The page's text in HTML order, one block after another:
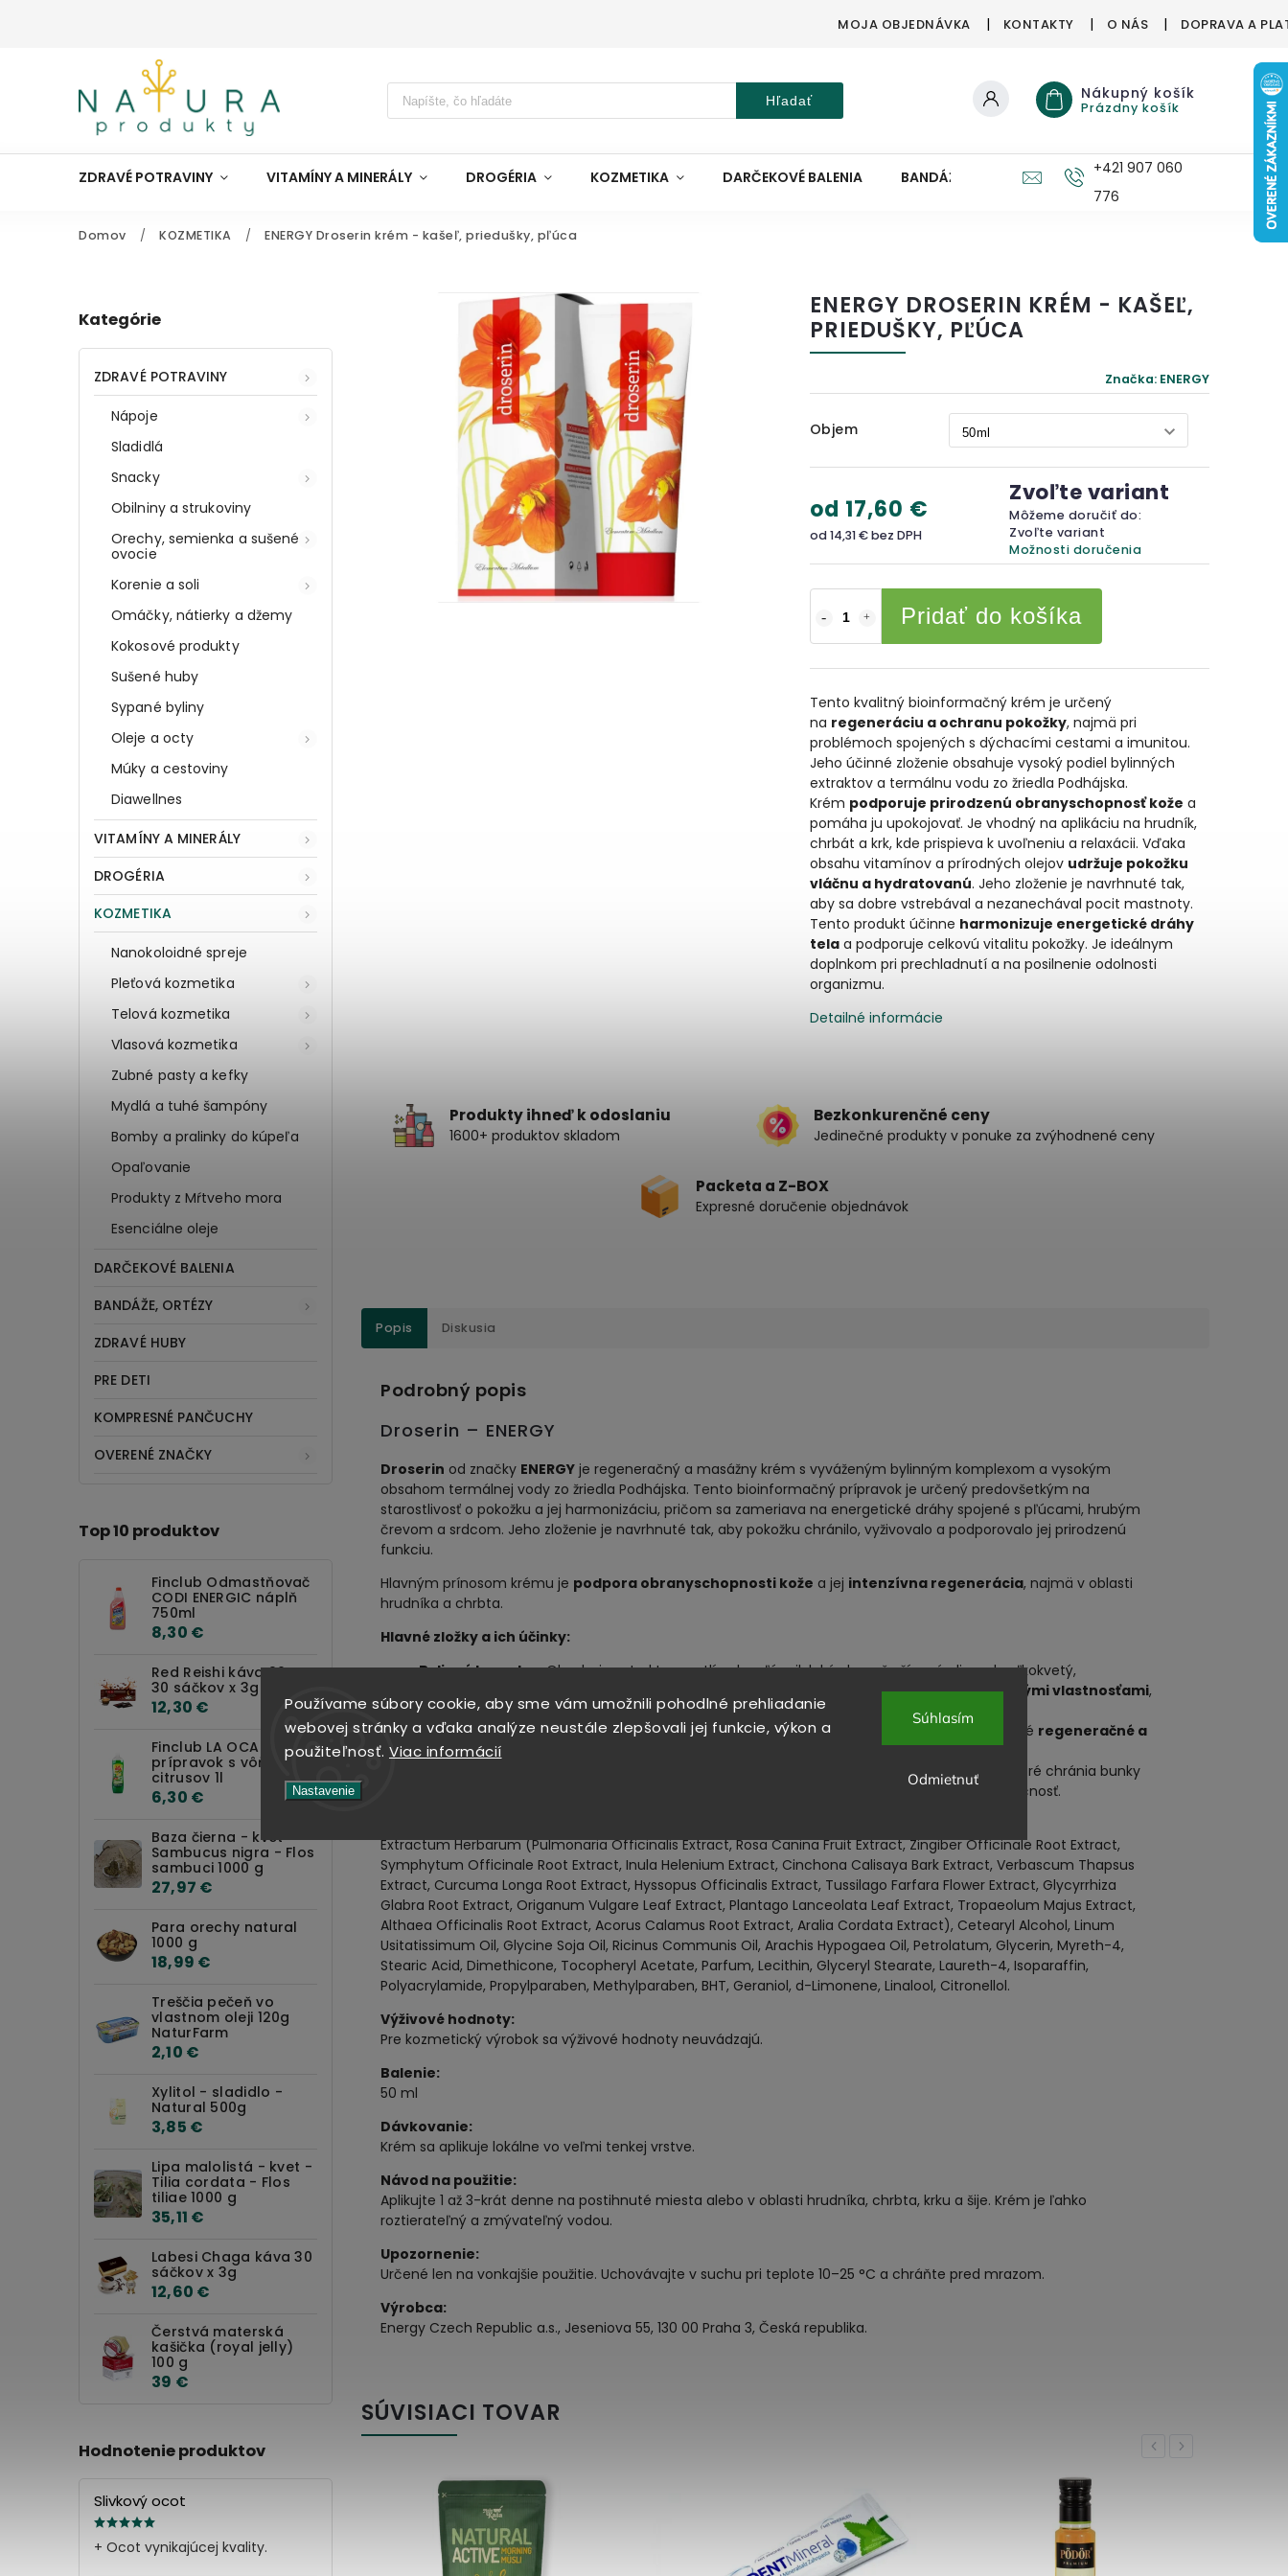
Používame súbory cookie, aby sme vám umožnili pohodlné prehliadanie
webovej stránky a vďaka analýze neustále zlepšovali jej funkcie, výkon a
použiteľnosť. Viac informácií
Nastavenie
Odmietnuť
Súhlasím
MOJA OBJEDNÁVKA KONTAKTY O NÁS DOPRAVA A
Hľadať Nákupný košík
Prázdny košík
ZDRAVÉ POTRAVINY VITAMÍNY A MINERÁLY DROGÉRIA KOZMETIKA DARČEKOVÉ BALENIA BANDÁŽE, ORTÉZY ZDRAVÉ HUBY
+421 907 060
776
Domov / KOZMETIKA / ENERGY Droserin krém - kašeľ, priedušky, pľúca
Kategórie
ZDRAVÉ POTRAVINY
Nápoje
Sladidlá
Snacky
Obilniny a strukoviny
Orechy, semienka a sušené
ovocie
Korenie a soli
Omáčky, nátierky a džemy
Kokosové produkty
Sušené huby
Sypané byliny
Oleje a octy
Múky a cestoviny
Diawellnes
VITAMÍNY A MINERÁLY
DROGÉRIA
KOZMETIKA
Nanokoloidné spreje
Pleťová kozmetika
Telová kozmetika
Vlasová kozmetika
Zubné pasty a kefky
Mydlá a tuhé šampóny
Bomby a pralinky do kúpeľa
Opaľovanie
Produkty z Mŕtveho mora
Esenciálne oleje
DARČEKOVÉ BALENIA
BANDÁŽE, ORTÉZY
ZDRAVÉ HUBY
PRE DETI
KOMPRESNÉ PANČUCHY
OVERENÉ ZNAČKY
Top 10 produktov
Finclub Odmastňovač
CODI ENERGIC náplň
750ml
8,30 €
Red Reishi káva 90g
30 sáčkov x 3g
12,30 €
Finclub LA OCA Leštiaci
prípravok s vôňou
citrusov 1l
6,30 €
Baza čierna - kvet -
Sambucus nigra - Flos
sambuci 1000 g
27,97 €
Para orechy natural
1000 g
18,99 €
Treščia pečeň vo
vlastnom oleji 120g
NaturFarm
2,10 €
Xylitol - sladidlo -
Natural 500g
3,85 €
Lipa malolistá - kvet -
Tilia cordata - Flos
tiliae 1000 g
35,11 €
Labesi Chaga káva 30
sáčkov x 3g
12,60 €
Čerstvá materská
kašička (royal jelly)
100 g
39 €
Hodnotenie produktov
Slivkový ocot
+ Ocot vynikajúcej kvality.
ENERGY DROSERIN KRÉM - KAŠEĽ,
PRIEDUŠKY, PĽÚCA
Značka: ENERGY
Objem
od 17,60 €
od14,31 €bez DPH
Zvoľte variant
Môžeme doručiť do:
Zvoľte variant
Možnosti doručenia
Pridať do košíka
Tento kvalitný bioinformačný krém je určený
na regeneráciu a ochranu pokožky, najmä pri
problémoch spojených s dýchacími cestami a imunitou.
Jeho účinné zloženie obsahuje vysoký podiel bylinných
extraktov a termálnu vodu zo žriedla Podhájska.
Krém podporuje prirodzenú obranyschopnosť kože a
pomáha ju upokojovať. Je vhodný na aplikáciu na hrudník,
chrbát a krk, kde prispieva k uvoľneniu a relaxácii. Vďaka
obsahu vitamínov a prírodných olejov udržuje pokožku
vláčnu a hydratovanú. Jeho zloženie je navrhnuté tak,
aby sa dobre vstrebával a nezanechával pocit mastnoty.
Tento produkt účinne harmonizuje energetické dráhy
telaa podporuje celkovú vitalitu pokožky. Je ideálnym
doplnkom pri prechladnutí a na posilnenie odolnosti
organizmu.
Detailné informácie
Produkty ihneď k odoslaniu
1600+ produktov skladom
Bezkonkurenčné ceny
Jedinečné produkty v ponuke za zvýhodnené ceny
Packeta a Z-BOX
Expresné doručenie objednávok
Popis Diskusia
Podrobný popis
Droserin – ENERGY
Droserin od značky ENERGY je regeneračný a masážny krém s vyváženým bylinným komplexom a vysokým
obsahom termálnej vody zo žriedla Podhájska. Tento bioinformačný prípravok je určený predovšetkým na
starostlivosť o pokožku a jej harmonizáciu, pričom sa zameriava na energetické dráhy spojené s pľúcami, hrubým
črevom a srdcom. Jeho zloženie je navrhnuté tak, aby pokožku chránilo, vyživovalo a podporovalo jej prirodzenú
funkciu.
Hlavným prínosom krému je podpora obranyschopnosti kože a jej intenzívna regenerácia, najmä v oblasti
hrudníka a chrbta.
Hlavné zložky a ich účinky:
Bylinný komplex: Obsahuje extrakty z rastlín ako pľúcnik lekársky, ruža šípová, divozel veľkokvetý,
upokojujúcimi a regeneračnými vlastnosťami,
pomáhajú udržiavať zdravie pokožky a podporujú funkciu dýchacieho systému.
Termálna voda Podhájska: Voda z treťohorného mora, bohatá na minerály a soli. Má silné regeneračné a
protizápalové účinky
, vyživuje pokožku a pomáha pri kožných problémoch.
a esenciálne oleje (napr. eukalyptový, gáfrový), ktoré chránia bunky
pred oxidačným stresom, zlepšujú prekrvenie pokožky a dodávajú jej potrebnú výživu a vláčnosť.
Extractum Herbarum (Pulmonaria Officinalis Extract, Rosa Canina Fruit Extract, Zingiber Officinale Root Extract,
Symphytum Officinale Root Extract, Inula Helenium Extract, Cinchona Calisaya Bark Extract, Verbascum Thapsus
Extract, Curcuma Longa Root Extract, Hyssopus Officinalis Extract, Tussilago Farfara Flower Extract, Glycyrrhiza
Glabra Root Extract, Origanum Vulgare Leaf Extract, Plantago Lanceolata Leaf Extract, Tropaeolum Majus Extract,
Althaea Officinalis Root Extract, Acorus Calamus Root Extract, Aralia Cordata Extract), Cetearyl Alcohol, Linum
Usitatissimum Oil, Glycine Soja Oil, Ricinus Communis Oil, Arachis Hypogaea Oil, Petrolatum, Glycerin, Myreth-4,
Stearic Acid, Dimethicone, Tocopheryl Acetate, Parfum, Lecithin, Glyceryl Stearate, Laureth-4, Isoparaffin,
Polyacrylamide, Propylparaben, Methylparaben, BHT, Geraniol, d-Limonene, Linalool, Citronellol.
Výživové hodnoty:
Pre kozmetický výrobok sa výživové hodnoty neuvádzajú.
Balenie:
50 ml
Dávkovanie:
Krém sa aplikuje lokálne vo veľmi tenkej vrstve.
Návod na použitie:
Aplikujte 1 až 3-krát denne na postihnuté miesta alebo v oblasti hrudníka, chrbta, krku a šije. Krém je ľahko
roztierateľný a zmývateľný vodou.
Upozornenie:
Určené len na vonkajšie použitie. Uchovávajte v suchu pri teplote 10–25 °C a chráňte pred mrazom.
Výrobca:
Energy Czech Republic a.s., Jeseniova 55, 130 00 Praha 3, Česká republika.
SÚVISIACI TOVAR
Previous
Next